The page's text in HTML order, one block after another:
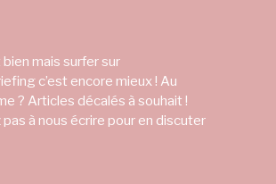
bien mais surfer sur
c’est encore mieux ! Au
? Articles décalés à souhait !
pas à nous écrire pour en discuter